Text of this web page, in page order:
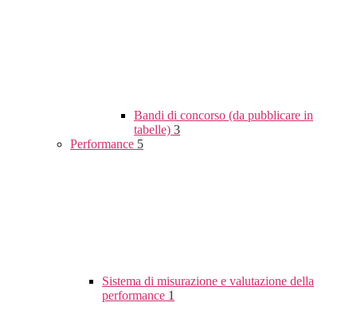
Bandi di concorso (da pubblicare in
tabelle) 3
Performance 5
Sistema di misurazione e valutazione della
performance 1